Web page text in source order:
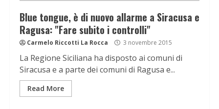
Blue tongue, è di nuovo allarme a Siracusa e
Ragusa: "Fare subito i controlli"
Carmelo Riccotti La Rocca 3 novembre 2015
La Regione Siciliana ha disposto ai comuni di
Siracusa e a parte dei comuni di Ragusa e...
Read More